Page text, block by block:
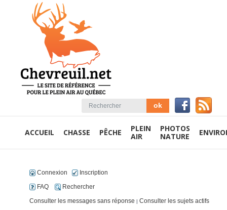
ACCUEIL CHASSE PÊCHE
PLEIN
AIR
PHOTOS
NATURE
Connexion
Inscription
FAQ
Rechercher
Consulter les messages sans réponse | Consulter les sujets actifs